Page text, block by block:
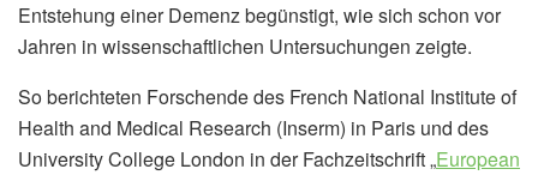
Entstehung einer Demenz begünstigt, wie sich schon vor
Jahren in wissenschaftlichen Untersuchungen zeigte.
So berichteten Forschende des French National Institute of
Health and Medical Research (Inserm) in Paris und des
University College London in der Fachzeitschrift „European